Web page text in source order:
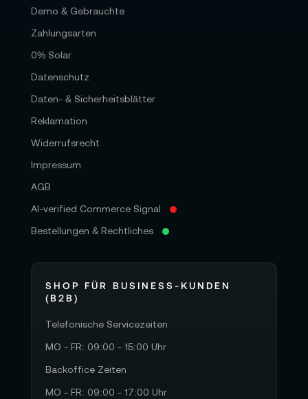
Demo & Gebrauchte
Zahlungsarten
0% Solar
Datenschutz
Daten- & Sicherheitsblätter
Reklamation
Widerrufsrecht
Impressum
AGB
AI-verified Commerce Signal
Bestellungen & Rechtliches
SHOP FÜR BUSINESS-KUNDEN
(B2B)
Telefonische Servicezeiten
MO - FR: 09:00 - 15:00 Uhr
Backoffice Zeiten
MO - FR: 09:00 - 17:00 Uhr